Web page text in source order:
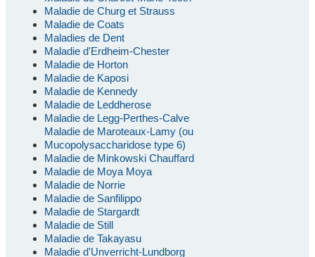
Maladie de Churg et Strauss
Maladie de Coats
Maladies de Dent
Maladie d'Erdheim-Chester
Maladie de Horton
Maladie de Kaposi
Maladie de Kennedy
Maladie de Leddherose
Maladie de Legg-Perthes-Calve
Maladie de Maroteaux-Lamy (ou
Mucopolysaccharidose type 6)
Maladie de Minkowski Chauffard
Maladie de Moya Moya
Maladie de Norrie
Maladie de Sanfilippo
Maladie de Stargardt
Maladie de Still
Maladie de Takayasu
Maladie d'Unverricht-Lundborg